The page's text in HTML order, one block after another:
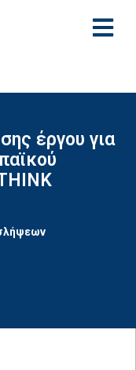
έργου για